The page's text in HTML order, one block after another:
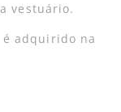
vestuário.
adquirido na